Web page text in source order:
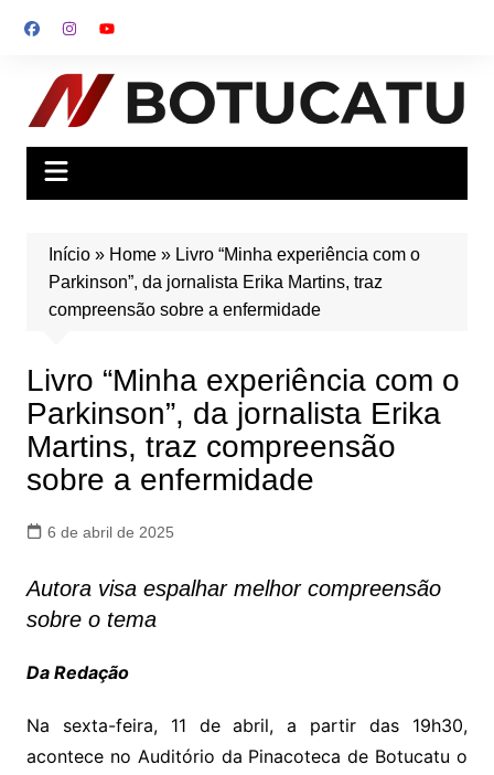
para
conteúdo
Início» Home» Livro “Minha experiência com o
Parkinson”, da jornalista Erika Martins, traz
compreensão sobre a enfermidade
Livro “Minha experiência com o
Parkinson”, da jornalista Erika
Martins, traz compreensão
sobre a enfermidade
6 de abril de 2025
Autora visa espalhar melhor compreensão
sobre o tema
Da Redação
Na sexta-feira, 11 de abril, a partir das 19h30,
acontece no Auditório da Pinacoteca de Botucatu o